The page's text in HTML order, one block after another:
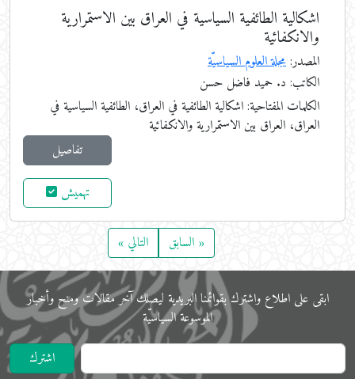
اشكالية الطائفية السياسية في العراق بين الاستمرارية
والانكفائية
المصدر:مجلة العلوم السياسيّة
الكاتب: د. حميد فاضل حسن
الكلمات المفتاحية:اشكالية الطائفية في العراق، الطائفية السياسية في
العراق، العراق بين الاستمرارية والانكفائية
تفاصيل
تهميش
« السابق التالي »
ابقى على اﻃﻼع واشترك بقوائمنا البريدية ليصلك آخر مقالات ومنح وأخبار
الموسوعة اﻟﺴﻴﺎﺳﻴّﺔ
اشترك